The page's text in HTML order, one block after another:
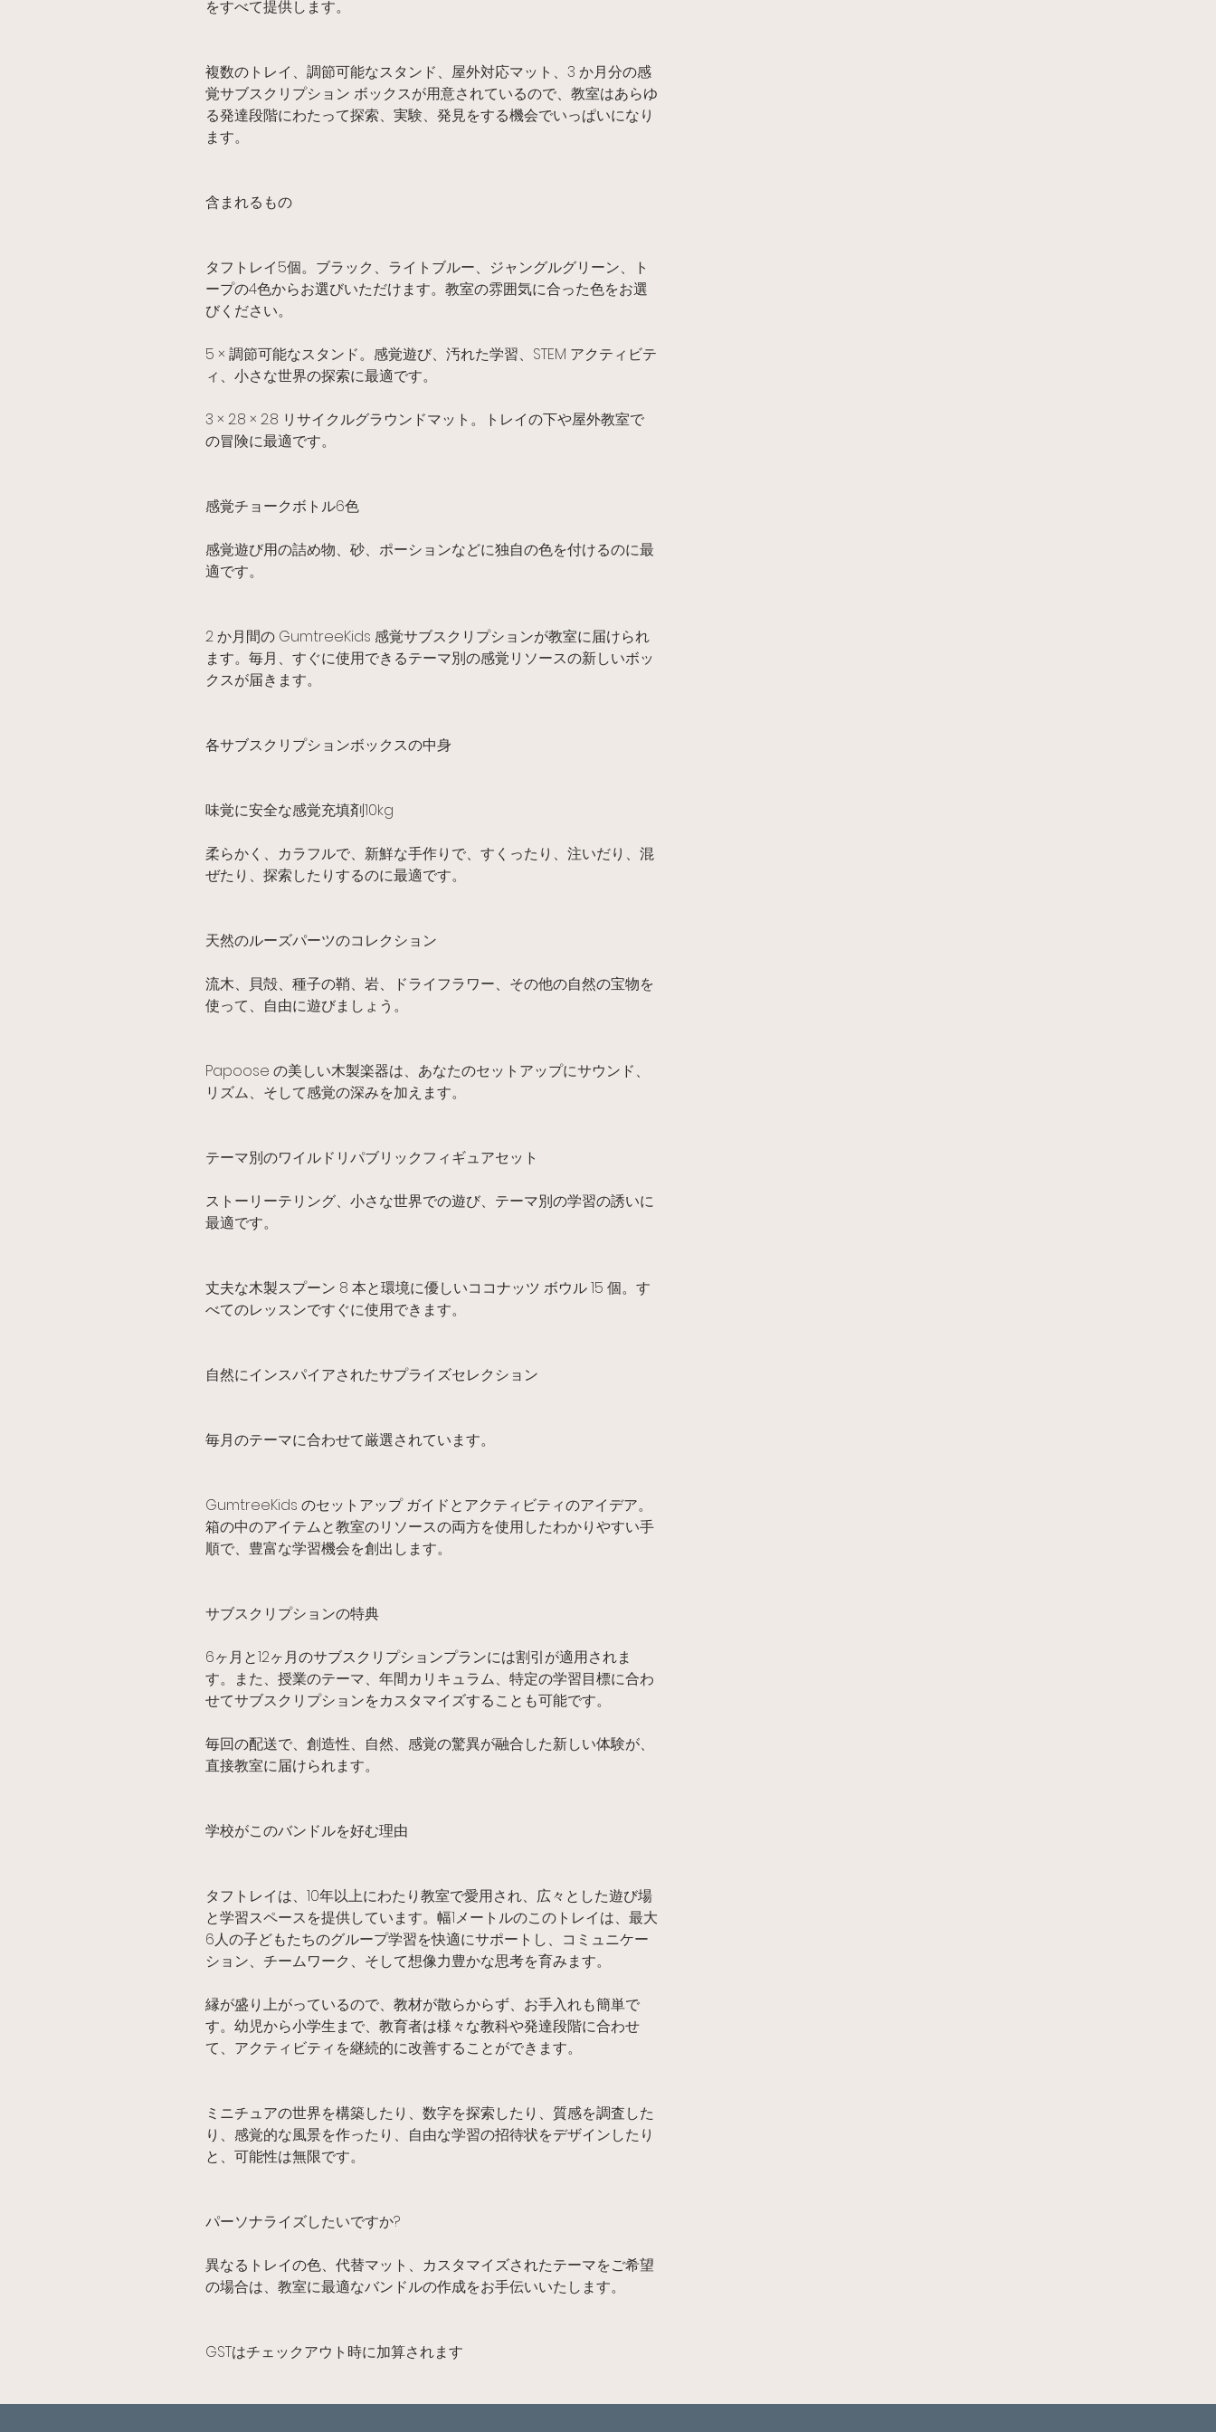
をすべて提供します。
複数のトレイ、調節可能なスタンド、屋外対応マット、3 か月分の感
覚サブスクリプション ボックスが用意されているので、教室はあらゆ
る発達段階にわたって探索、実験、発見をする機会でいっぱいになり
ます。
含まれるもの
タフトレイ5個。ブラック、ライトブルー、ジャングルグリーン、ト
ープの4色からお選びいただけます。教室の雰囲気に合った色をお選
びください。
5 × 調節可能なスタンド。感覚遊び、汚れた学習、STEM アクティビテ
ィ、小さな世界の探索に最適です。
3 × 2.8 × 2.8 リサイクルグラウンドマット。トレイの下や屋外教室で
の冒険に最適です。
感覚チョークボトル6色
感覚遊び用の詰め物、砂、ポーションなどに独自の色を付けるのに最
適です。
2 か月間の GumtreeKids 感覚サブスクリプションが教室に届けられ
ます。毎月、すぐに使用できるテーマ別の感覚リソースの新しいボッ
クスが届きます。
各サブスクリプションボックスの中身
味覚に安全な感覚充填剤10kg
柔らかく、カラフルで、新鮮な手作りで、すくったり、注いだり、混
ぜたり、探索したりするのに最適です。
天然のルーズパーツのコレクション
流木、貝殻、種子の鞘、岩、ドライフラワー、その他の自然の宝物を
使って、自由に遊びましょう。
Papoose の美しい木製楽器は、あなたのセットアップにサウンド、
リズム、そして感覚の深みを加えます。
テーマ別のワイルドリパブリックフィギュアセット
ストーリーテリング、小さな世界での遊び、テーマ別の学習の誘いに
最適です。
丈夫な木製スプーン 8 本と環境に優しいココナッツ ボウル 15 個。す
べてのレッスンですぐに使用できます。
自然にインスパイアされたサプライズセレクション
毎月のテーマに合わせて厳選されています。
GumtreeKids のセットアップ ガイドとアクティビティのアイデア。
箱の中のアイテムと教室のリソースの両方を使用したわかりやすい手
順で、豊富な学習機会を創出します。
サブスクリプションの特典
6ヶ月と12ヶ月のサブスクリプションプランには割引が適用されま
す。また、授業のテーマ、年間カリキュラム、特定の学習目標に合わ
せてサブスクリプションをカスタマイズすることも可能です。
毎回の配送で、創造性、自然、感覚の驚異が融合した新しい体験が、
直接教室に届けられます。
学校がこのバンドルを好む理由
タフトレイは、10年以上にわたり教室で愛用され、広々とした遊び場
と学習スペースを提供しています。幅1メートルのこのトレイは、最大
6人の子どもたちのグループ学習を快適にサポートし、コミュニケー
ション、チームワーク、そして想像力豊かな思考を育みます。
縁が盛り上がっているので、教材が散らからず、お手入れも簡単で
す。幼児から小学生まで、教育者は様々な教科や発達段階に合わせ
て、アクティビティを継続的に改善することができます。
ミニチュアの世界を構築したり、数字を探索したり、質感を調査した
り、感覚的な風景を作ったり、自由な学習の招待状をデザインしたり
と、可能性は無限です。
パーソナライズしたいですか?
異なるトレイの色、代替マット、カスタマイズされたテーマをご希望
の場合は、教室に最適なバンドルの作成をお手伝いいたします。
GSTはチェックアウト時に加算されます